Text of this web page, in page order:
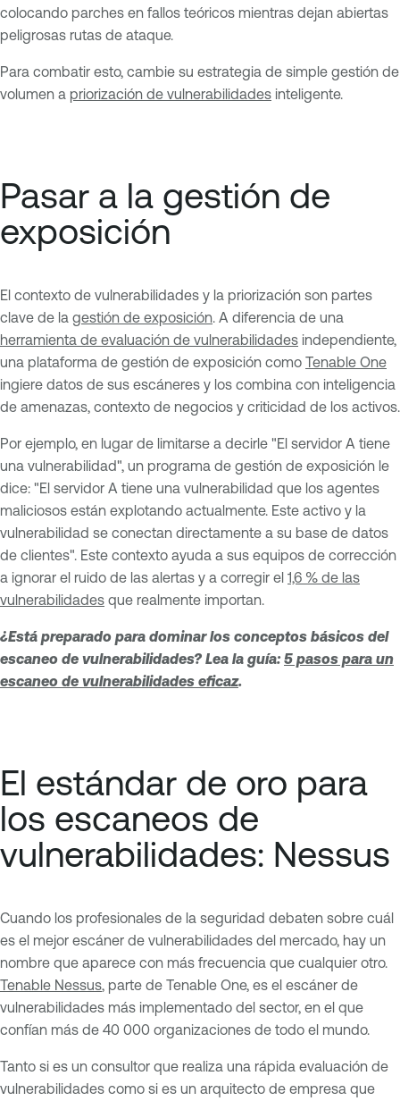
colocando parches en fallos teóricos mientras dejan abiertas
peligrosas rutas de ataque.
Para combatir esto, cambie su estrategia de simple gestión de
volumen a priorización de vulnerabilidades inteligente.
Pasar a la gestión de
exposición
El contexto de vulnerabilidades y la priorización son partes
clave de la gestión de exposición. A diferencia de una
herramienta de evaluación de vulnerabilidades independiente,
una plataforma de gestión de exposición como Tenable One
ingiere datos de sus escáneres y los combina con inteligencia
de amenazas, contexto de negocios y criticidad de los activos.
Por ejemplo, en lugar de limitarse a decirle "El servidor A tiene
una vulnerabilidad", un programa de gestión de exposición le
dice: "El servidor A tiene una vulnerabilidad que los agentes
maliciosos están explotando actualmente. Este activo y la
vulnerabilidad se conectan directamente a su base de datos
de clientes". Este contexto ayuda a sus equipos de corrección
a ignorar el ruido de las alertas y a corregir el 1,6 % de las
vulnerabilidades que realmente importan.
¿Está preparado para dominar los conceptos básicos del
escaneo de vulnerabilidades? Lea la guía: 5 pasos para un
escaneo de vulnerabilidades eficaz.
El estándar de oro para
los escaneos de
vulnerabilidades: Nessus
Cuando los profesionales de la seguridad debaten sobre cuál
es el mejor escáner de vulnerabilidades del mercado, hay un
nombre que aparece con más frecuencia que cualquier otro.
Tenable Nessus, parte de Tenable One, es el escáner de
vulnerabilidades más implementado del sector, en el que
confían más de 40 000 organizaciones de todo el mundo.
Tanto si es un consultor que realiza una rápida evaluación de
vulnerabilidades como si es un arquitecto de empresa que